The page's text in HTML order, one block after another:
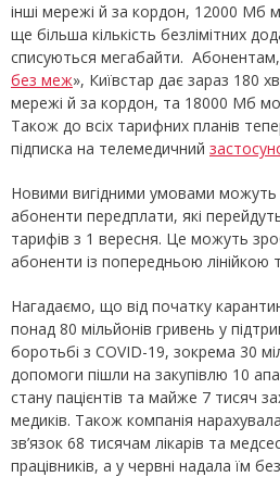
інші мережі й за кордон, 12000 Мб
ще більша кількість безлімітних
списуються мегабайти.
без меж», Київстар дає зараз 180
мережі й за кордон, та 18000 Мб
Також до всіх тарифних планів
підписка на телемедичний
Новими вигідними умовами можуть
абоненти передплати, які
тарифів з 1 вересня. Це можуть
абоненти із попередньою лінійкою
Нагадаємо, що від початку
понад 80 мільйонів гривень у
боротьбі з COVID-19, зокрема 30
допомоги пішли на закупівлю 10
стану пацієнтів та майже 7 тисяч
медиків. Також компанія
зв’язок 68 тисячам лікарів та
працівників, а у червні надала їм